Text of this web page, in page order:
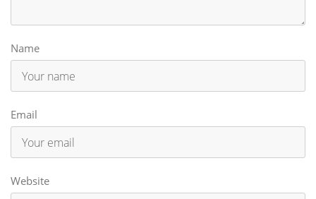
Name
Email
Website